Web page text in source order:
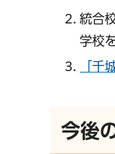
統合
学校
「千
今後